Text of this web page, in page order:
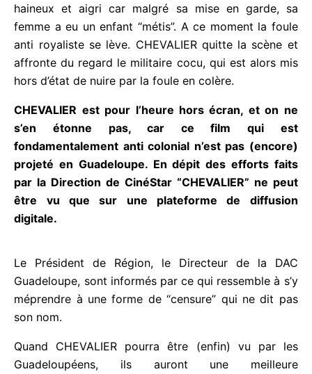
interprétant un morceau qui appelle à la liberté. La
Reine veut le faire arrêter, par un militaire déjà
haineux et aigri car malgré sa mise en garde, sa
femme a eu un enfant “métis”. A ce moment la foule
anti royaliste se lève. CHEVALIER quitte la scène et
mis hors d’état de nuire par la foule en colère.
CHEVALIER est pour l’heure hors écran, et on ne
s’en étonne pas, car ce film qui est
fondamentalement anti colonial n’est pas
(encore) projeté en Guadeloupe. En dépit des
efforts faits par la Direction de CinéStar
Le Président de Région, le Directeur de la DAC
Guadeloupe, sont informés par ce qui ressemble à
pas son nom.